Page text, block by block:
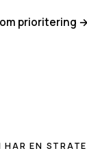
prioritering →
EN